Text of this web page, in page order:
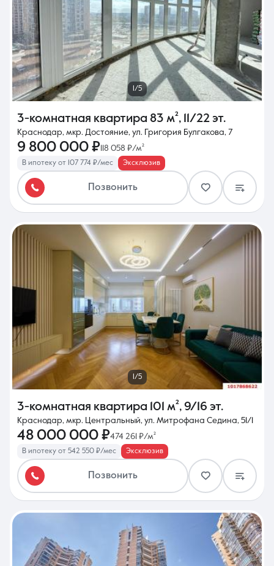
1/5
3-комнатная квартира 83 м², 11/22 эт.
Краснодар, мкр. Достояние, ул. Григория Булгакова, 7
9 800 000 ₽118 058 ₽/м²
В ипотеку от 107 774 ₽/мес Эксклюзив
Позвонить
1/5
3-комнатная квартира 101 м², 9/16 эт.
Краснодар, мкр. Центральный, ул. Митрофана Седина, 51/1
48 000 000 ₽474 261 ₽/м²
В ипотеку от 542 550 ₽/мес Эксклюзив
Позвонить